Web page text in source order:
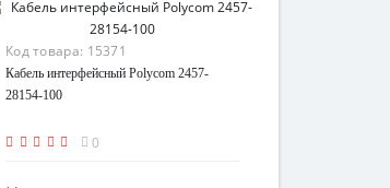
Код товара: 15371
Кабель интерфейсный Polycom 2457-
28154-100
0